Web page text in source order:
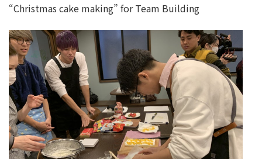
“Christmas cake making” for Team Building